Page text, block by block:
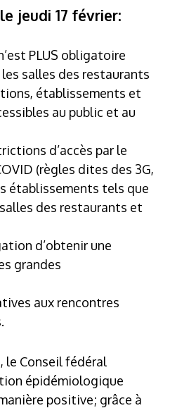
jeudi 17 février:
PLUS obligatoire
salles des restaurants
établissements et
au public et au
d’accès par le
(règles dites des 3G,
établissements tels que
des restaurants et
d’obtenir une
grandes
aux rencontres
le Conseil fédéral
épidémiologique
positive; grâce à